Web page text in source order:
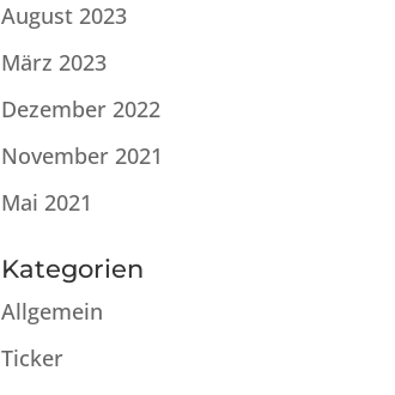
August 2023
März 2023
Dezember 2022
November 2021
Mai 2021
Kategorien
Allgemein
Ticker